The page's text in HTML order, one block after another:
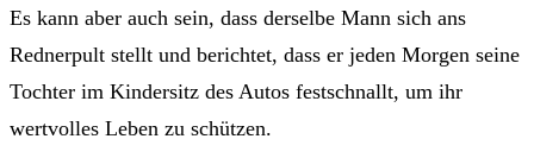
Es kann aber auch sein, dass derselbe Mann sich ans
Rednerpult stellt und berichtet, dass er jeden Morgen seine
Tochter im Kindersitz des Autos festschnallt, um ihr
wertvolles Leben zu schützen.